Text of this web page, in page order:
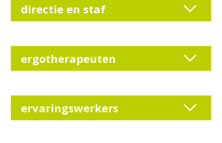
directie en staf
ergotherapeuten
ervaringswerkers